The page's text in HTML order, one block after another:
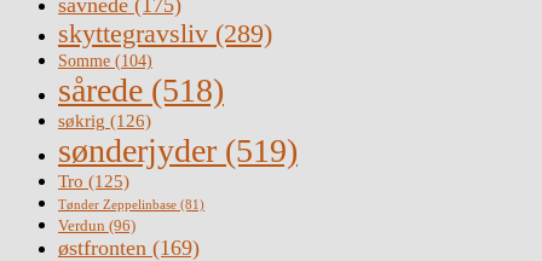
skyttegravsliv (289)
Somme (104)
sårede (518)
søkrig (126)
sønderjyder (519)
Tro (125)
Tønder Zeppelinbase (81)
Verdun (96)
østfronten (169)